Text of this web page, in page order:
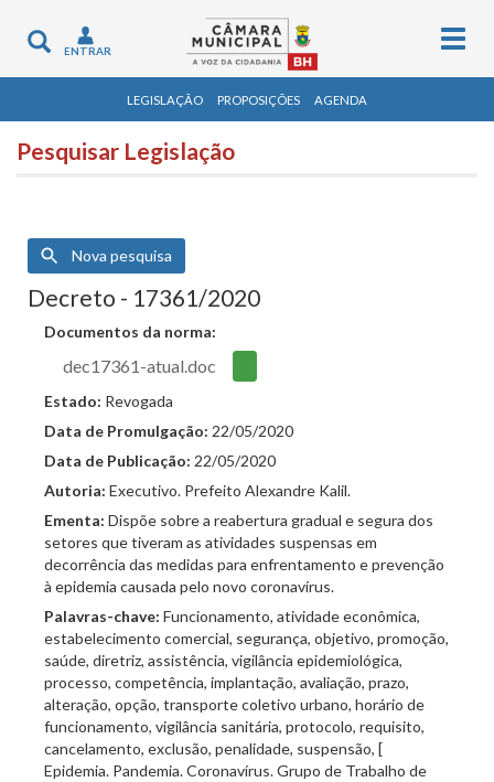
Toggle
navigation
ENTRAR
LEGISLAÇÃO PROPOSIÇÕES AGENDA
Pesquisar Legislação
Nova pesquisa
Decreto - 17361/2020
Documentos da norma:
dec17361-atual.doc
Estado: Revogada
Data de Promulgação: 22/05/2020
Data de Publicação: 22/05/2020
Autoria: Executivo. Prefeito Alexandre Kalil.
Ementa: Dispõe sobre a reabertura gradual e segura dos
setores que tiveram as atividades suspensas em
decorrência das medidas para enfrentamento e prevenção
à epidemia causada pelo novo coronavírus.
Palavras-chave: Funcionamento, atividade econômica,
estabelecimento comercial, segurança, objetivo, promoção,
saúde, diretriz, assistência, vigilância epidemiológica,
processo, competência, implantação, avaliação, prazo,
alteração, opção, transporte coletivo urbano, horário de
funcionamento, vigilância sanitária, protocolo, requisito,
cancelamento, exclusão, penalidade, suspensão, [
Epidemia. Pandemia. Coronavírus. Grupo de Trabalho de